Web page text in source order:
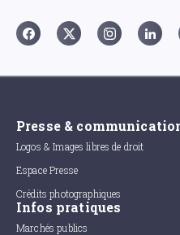
Presse &
Logos & Images libres de droit
Espace Presse
Crédits photographiques
Infos pratiques
Marchés publics